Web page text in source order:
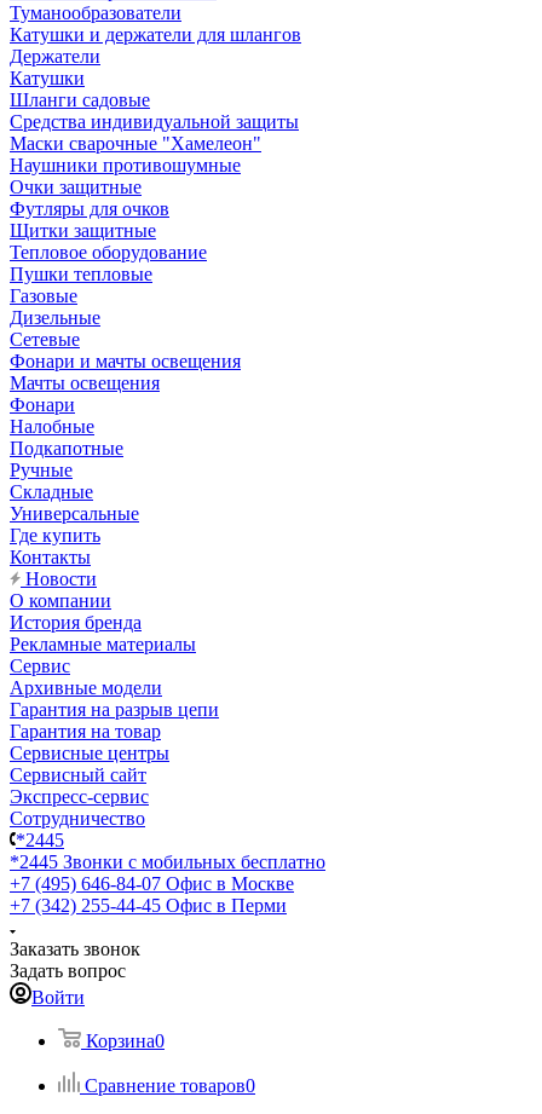
Туманообразователи
Катушки и держатели для шлангов
Держатели
Катушки
Шланги садовые
Средства индивидуальной защиты
Маски сварочные "Хамелеон"
Наушники противошумные
Очки защитные
Футляры для очков
Щитки защитные
Тепловое оборудование
Пушки тепловые
Газовые
Дизельные
Сетевые
Фонари и мачты освещения
Мачты освещения
Фонари
Налобные
Подкапотные
Ручные
Складные
Универсальные
Где купить
Контакты
Новости
О компании
История бренда
Рекламные материалы
Сервис
Архивные модели
Гарантия на разрыв цепи
Гарантия на товар
Сервисные центры
Сервисный сайт
Экспресс-сервис
Сотрудничество
*2445
*2445 Звонки с мобильных бесплатно
+7 (495) 646-84-07 Офис в Москве
+7 (342) 255-44-45 Офис в Перми
Заказать звонок
Задать вопрос
Войти
Корзина0
Сравнение товаров0